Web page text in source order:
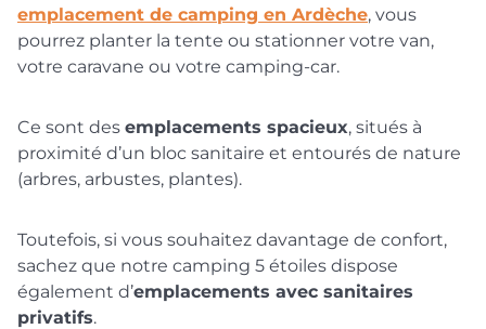
emplacement de camping en Ardèche, vous
pourrez planter la tente ou stationner votre van,
votre caravane ou votre camping-car.
Ce sont des emplacements spacieux, situés à
proximité d’un bloc sanitaire et entourés de nature
(arbres, arbustes, plantes).
Toutefois, si vous souhaitez davantage de confort,
sachez que notre camping 5 étoiles dispose
également d’emplacements avec sanitaires
privatifs.